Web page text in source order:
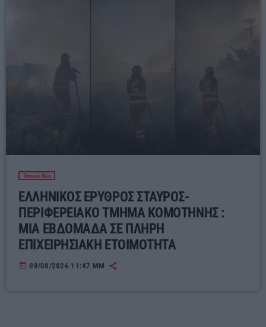
Τοπικά Νέα
ΕΛΛΗΝΙΚΟΣ ΕΡΥΘΡΟΣ ΣΤΑΥΡΟΣ-
ΠΕΡΙΦΕΡΕΙΑΚΟ ΤΜΗΜΑ ΚΟΜΟΤΗΝΗΣ :
ΜΙΑ ΕΒΔΟΜΑΔΑ ΣΕ ΠΛΗΡΗ
ΕΠΙΧΕΙΡΗΣΙΑΚΗ ΕΤΟΙΜΟΤΗΤΑ
today 08/08/2026 11:47 ΜΜ